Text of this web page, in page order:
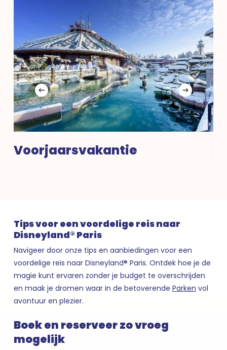
Voorjaarsvakantie
Tips voor een voordelige reis naar
Disneyland® Paris
Navigeer door onze tips en aanbiedingen voor een
voordelige reis naar Disneyland® Paris. Ontdek hoe je de
magie kunt ervaren zonder je budget te overschrijden
en maak je dromen waar in de betoverende Parken vol
avontuur en plezier.
Boek en reserveer zo vroeg
mogelijk